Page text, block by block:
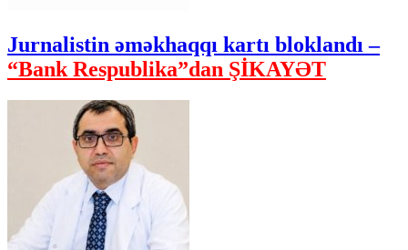
Jurnalistin əməkhaqqı kartı bloklandı –
“Bank Respublika”dan ŞİKAYƏT